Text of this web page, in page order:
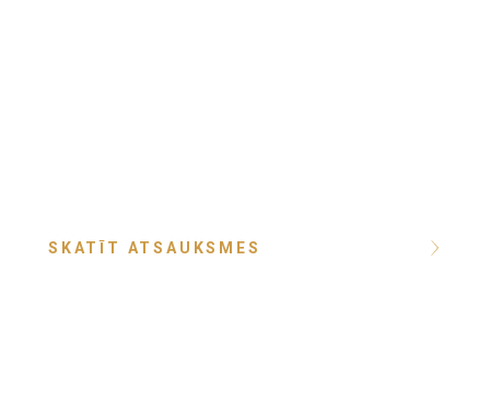
SKATĪT ATSAUKSMES